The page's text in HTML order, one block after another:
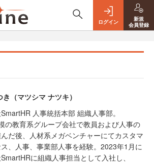
ログイン
新規
会員登録
（マツシマ ナツキ）
人事統括本部 組織人事部。
の教育系グループ会社で教員および人事の
だ後、人材系メガベンチャーにてカスタマ
、人事、事業部人事を経験。2023年1月に
に組織人事担当として入社し、